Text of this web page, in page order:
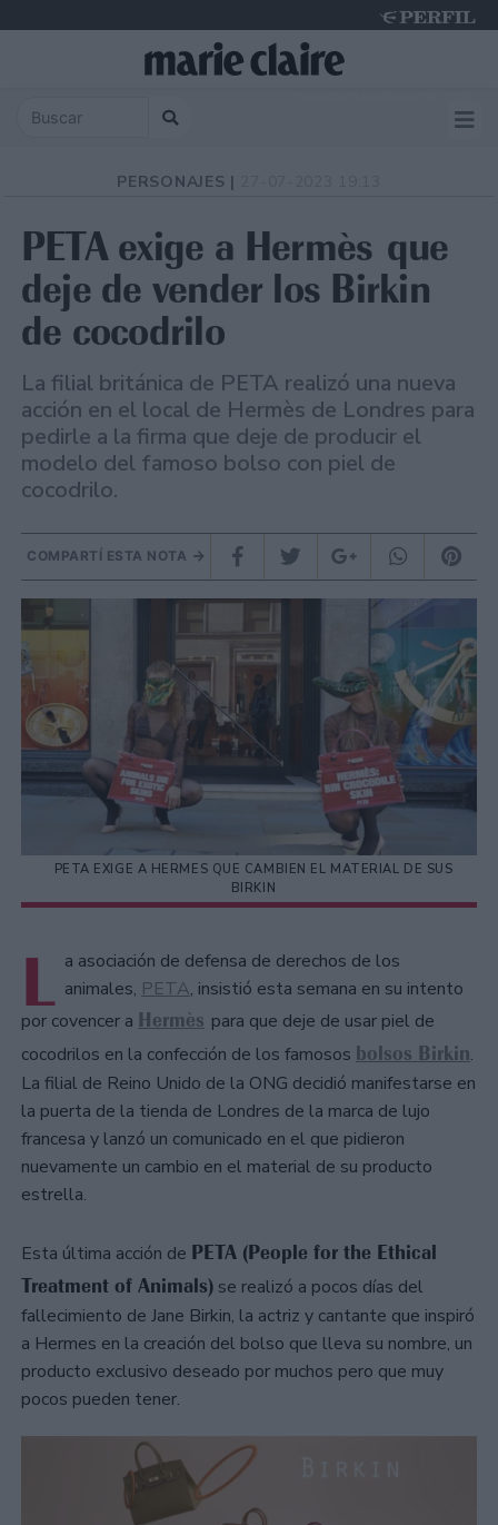
PERSONAJES |
PETA exige a Hermès que
deje de vender los Birkin
de cocodrilo
La filial británica de PETA realizó una nueva
acción en el local de Hermès de Londres para
pedirle a la firma que deje de producir el
modelo del famoso bolso con piel de
cocodrilo.
COMPARTÍ ESTA NOTA
PETA EXIGE A HERMES QUE CAMBIEN EL MATERIAL DE SUS
BIRKIN
L a asociación de defensa de derechos de los
animales, PETA, insistió esta semana en su intento
por covencer a Hermès para que deje de usar piel de
cocodrilos en la confección de los famosos bolsos Birkin.
La filial de Reino Unido de la ONG decidió manifestarse en
la puerta de la tienda de Londres de la marca de lujo
francesa y lanzó un comunicado en el que pidieron
nuevamente un cambio en el material de su producto
estrella.
Esta última acción de PETA (People for the Ethical
Treatment of Animals) se realizó a pocos días del
fallecimiento de Jane Birkin, la actriz y cantante que inspiró
a Hermes en la creación del bolso que lleva su nombre, un
producto exclusivo deseado por muchos pero que muy
pocos pueden tener.